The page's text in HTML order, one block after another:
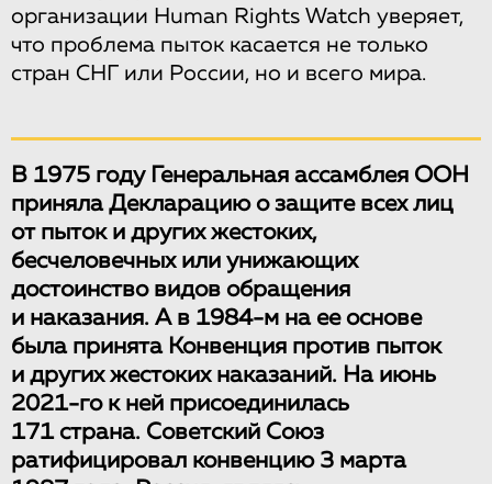
организации Human Rights Watch уверяет,
что проблема пыток касается не только
стран СНГ или России, но и всего мира.
В 1975 году Генеральная ассамблея ООН
приняла Декларацию о защите всех лиц
от пыток и других жестоких,
бесчеловечных или унижающих
достоинство видов обращения
и наказания. А в 1984-м на ее основе
была принята Конвенция против пыток
и других жестоких наказаний. На июнь
2021-го к ней присоединилась
171 страна. Советский Союз
ратифицировал конвенцию 3 марта